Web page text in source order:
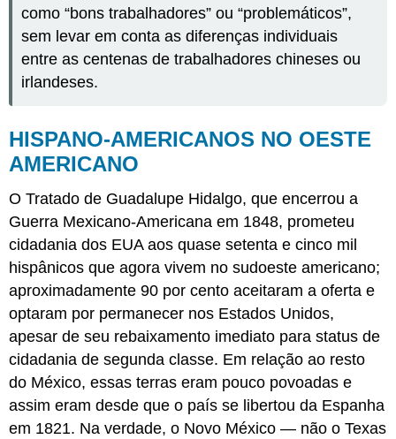
como “bons trabalhadores” ou “problemáticos”,
sem levar em conta as diferenças individuais
entre as centenas de trabalhadores chineses ou
irlandeses.
HISPANO-AMERICANOS NO OESTE
AMERICANO
O Tratado de Guadalupe Hidalgo, que encerrou a
Guerra Mexicano-Americana em 1848, prometeu
cidadania dos EUA aos quase setenta e cinco mil
hispânicos que agora vivem no sudoeste americano;
aproximadamente 90 por cento aceitaram a oferta e
optaram por permanecer nos Estados Unidos,
apesar de seu rebaixamento imediato para status de
cidadania de segunda classe. Em relação ao resto
do México, essas terras eram pouco povoadas e
assim eram desde que o país se libertou da Espanha
em 1821. Na verdade, o Novo México — não o Texas